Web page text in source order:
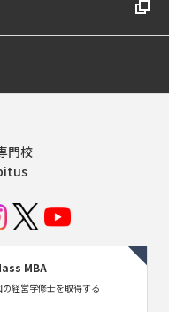
門校
MBA
の経営学修士を取得する